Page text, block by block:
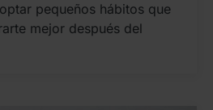
pequeños hábitos que
mejor después del